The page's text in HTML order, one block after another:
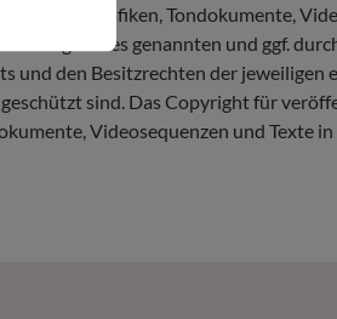
Bilder, Grafiken, Tondokumente,
genannten und ggf.
und den Besitzrechten der jeweiligen
sind. Das Copyright für
Videosequenzen und Texte in